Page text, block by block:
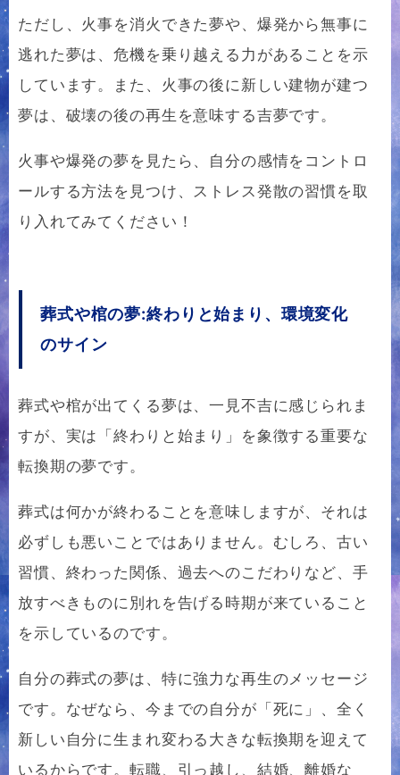
ただし、火事を消火できた夢や、爆発から無事に
逃れた夢は、危機を乗り越える力があることを示
しています。また、火事の後に新しい建物が建つ
夢は、破壊の後の再生を意味する吉夢です。
火事や爆発の夢を見たら、自分の感情をコントロ
ールする方法を見つけ、ストレス発散の習慣を取
り入れてみてください！
葬式や棺の夢:終わりと始まり、環境変化
のサイン
葬式や棺が出てくる夢は、一見不吉に感じられま
すが、実は「終わりと始まり」を象徴する重要な
転換期の夢です。
葬式は何かが終わることを意味しますが、それは
必ずしも悪いことではありません。むしろ、古い
習慣、終わった関係、過去へのこだわりなど、手
放すべきものに別れを告げる時期が来ていること
を示しているのです。
自分の葬式の夢は、特に強力な再生のメッセージ
です。なぜなら、今までの自分が「死に」、全く
新しい自分に生まれ変わる大きな転換期を迎えて
いるからです。転職、引っ越し、結婚、離婚な